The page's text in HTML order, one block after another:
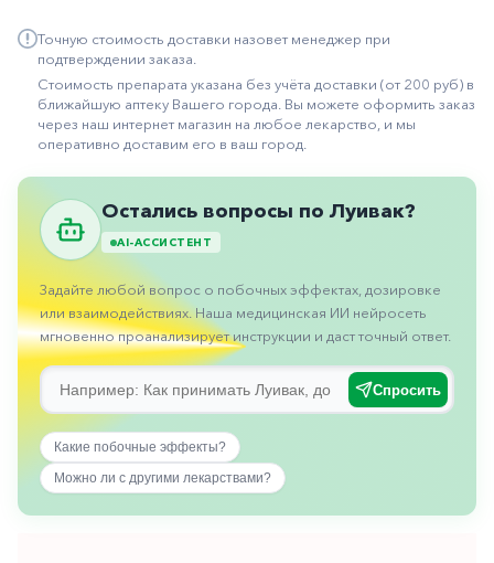
Климактерические
Метаболизм
Минеральный
Наружные
средства
Неврологические
Остеопороз
Офтальмология
Паркинсон
Противоаллергические
Противовирусные
Точную стоимость доставки назовет менеджер при
подтверждении заказа.
Стоимость препарата указана без учёта доставки (от 200 руб) в
ближайшую аптеку Вашего города. Вы можете оформить заказ
через наш интернет магазин на любое лекарство, и мы
оперативно доставим его в ваш город.
Остались вопросы по Луивак?
AI-АССИСТЕНТ
Задайте любой вопрос о побочных эффектах, дозировке
или взаимодействиях. Наша медицинская ИИ нейросеть
мгновенно проанализирует инструкции и даст точный ответ.
Спросить
Какие побочные эффекты?
Можно ли с другими лекарствами?